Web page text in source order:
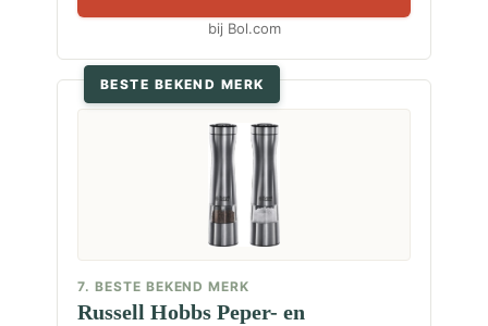
bij Bol.com
BESTE BEKEND MERK
7. BESTE BEKEND MERK
Russell Hobbs Peper- en